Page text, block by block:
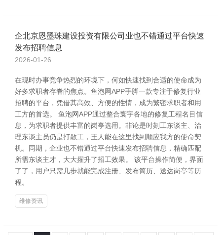
企北京恩墨珠建设投资有限公司业也不错通过平台快速
发布招聘信息
2026-01-26
在现时办事竞争热烈的环境下，何如快速找到合适的使命成为
好多求职者存眷的焦点。鱼泡网APP手脚一款专注于修复行业
招聘的平台，凭借其高效、方便的性情，成为繁密求职者和用
工方的首选。 鱼泡网APP通过整合寰宇各地的修复工程名目信
息，为求职者提供丰富的岗亭选用。非论是时刻工东谈主、治
理东谈主员仍是打散工，王人能在这里找到顺应我方的使命契
机。同期，企业也不错通过平台快速发布招聘信息，精确匹配
所需东谈主才，大大擢升了招工效果。 该平台操作简便，界面
了了，用户只需几步就能完成注册、发布简历、送达岗亭等历
程。
维修资讯